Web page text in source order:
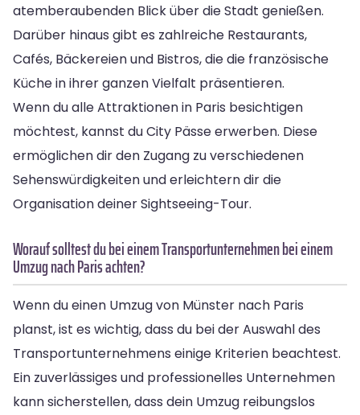
atemberaubenden Blick über die Stadt genießen.
Darüber hinaus gibt es zahlreiche Restaurants,
Cafés, Bäckereien und Bistros, die die französische
Küche in ihrer ganzen Vielfalt präsentieren.
Wenn du alle Attraktionen in Paris besichtigen
möchtest, kannst du City Pässe erwerben. Diese
ermöglichen dir den Zugang zu verschiedenen
Sehenswürdigkeiten und erleichtern dir die
Organisation deiner Sightseeing-Tour.
Worauf solltest du bei einem Transportunternehmen bei einem
Umzug nach Paris achten?
Wenn du einen Umzug von Münster nach Paris
planst, ist es wichtig, dass du bei der Auswahl des
Transportunternehmens einige Kriterien beachtest.
Ein zuverlässiges und professionelles Unternehmen
kann sicherstellen, dass dein Umzug reibungslos